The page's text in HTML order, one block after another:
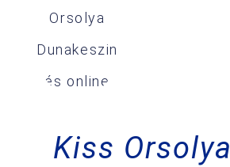
Kiss Orsolya